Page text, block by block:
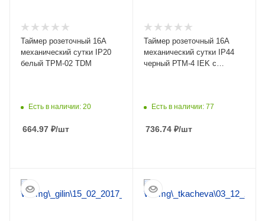
Таймер розеточный 16А
механический сутки IP20
белый ТРМ-02 TDM
Есть в наличии: 20
664.97 ₽/шт
Таймер розеточный 16А
механический сутки IP44
черный РТМ-4 IEK с
Есть в наличии: 77
736.74 ₽/шт